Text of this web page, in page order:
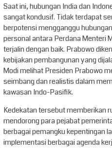
Saat ini, hubungan India dan
sangat kondusif. Tidak terdapat
berpotensi mengganggu
personal antara Perdana Menteri
terjalin dengan baik. Prabowo
kebijakan pembangunan yang
Modi melihat Presiden Prabowo
seimbang dan realistis dalam
kawasan Indo-Pasifik.
Kedekatan tersebut memberikan
mendorong para pejabat
berbagai pemangku kepentingan
implementasi berbagai agenda